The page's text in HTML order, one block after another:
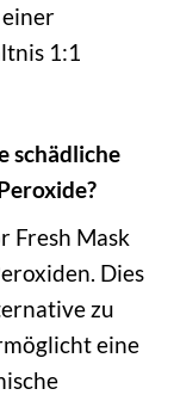
1:1
schädliche
Fresh Mask
Dies
zu
eine